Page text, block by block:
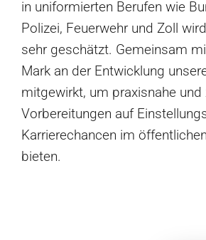
in uniformierten Berufen wie
Polizei, Feuerwehr und Zoll
sehr geschätzt. Gemeinsam
Mark an der Entwicklung
mitgewirkt, um praxisnahe und
Vorbereitungen auf
Karrierechancen im
bieten.